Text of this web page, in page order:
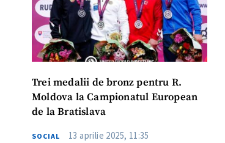
Trei medalii de bronz pentru R.
Moldova la Campionatul European
de la Bratislava
SOCIAL 13 aprilie 2025, 11:35